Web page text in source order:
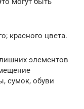
красного цвета.
элементов
сумок, обуви